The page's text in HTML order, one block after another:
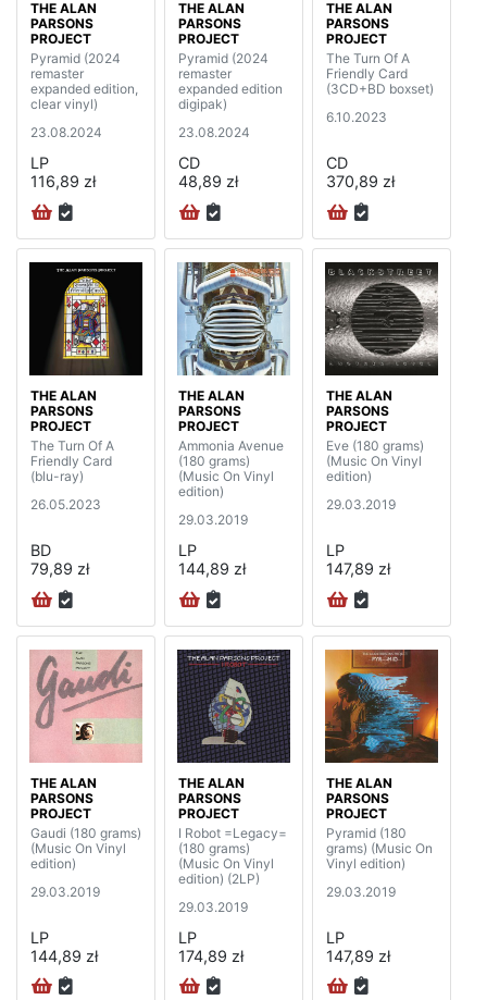
THE ALAN
PARSONS
PROJECT
Pyramid (2024
remaster
expanded edition,
clear vinyl)
23.08.2024
LP
116,89 zł
THE ALAN
PARSONS
PROJECT
Pyramid (2024
remaster
expanded edition
digipak)
23.08.2024
CD
48,89 zł
THE ALAN
PARSONS
PROJECT
The Turn Of A
Friendly Card
(3CD+BD boxset)
6.10.2023
CD
370,89 zł
THE ALAN
PARSONS
PROJECT
The Turn Of A
Friendly Card
(blu-ray)
26.05.2023
BD
79,89 zł
THE ALAN
PARSONS
PROJECT
Ammonia Avenue
(180 grams)
(Music On Vinyl
edition)
29.03.2019
LP
144,89 zł
THE ALAN
PARSONS
PROJECT
Eve (180 grams)
(Music On Vinyl
edition)
29.03.2019
LP
147,89 zł
THE ALAN
PARSONS
PROJECT
Gaudi (180 grams)
(Music On Vinyl
edition)
29.03.2019
LP
144,89 zł
THE ALAN
PARSONS
PROJECT
I Robot =Legacy=
(180 grams)
(Music On Vinyl
edition) (2LP)
29.03.2019
LP
174,89 zł
THE ALAN
PARSONS
PROJECT
Pyramid (180
grams) (Music On
Vinyl edition)
29.03.2019
LP
147,89 zł